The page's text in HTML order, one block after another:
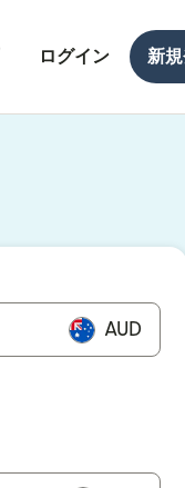
ログイン 新
AUD